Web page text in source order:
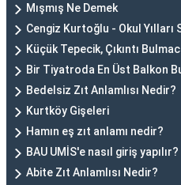
Mışmış Ne Demek
Cengiz Kurtoğlu - Okul Yılları
Küçük Tepecik, Çıkıntı
Bir Tiyatroda En Üst Balkon
Bedelsiz Zıt Anlamlısı Nedir?
Kurtköy Gişeleri
Hamın eş zıt anlamı nedir?
BAU UMİS'e nasıl giriş yapılır?
Abite Zıt Anlamlısı Nedir?